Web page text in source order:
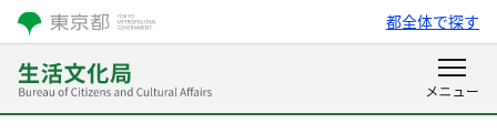
都全体で探す